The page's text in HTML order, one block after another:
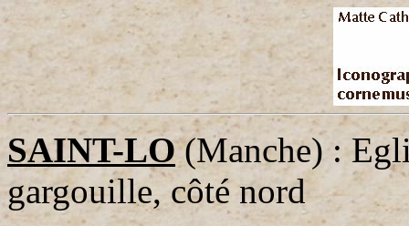
SAINT-LO(Manche) :
gargouille, côté nord